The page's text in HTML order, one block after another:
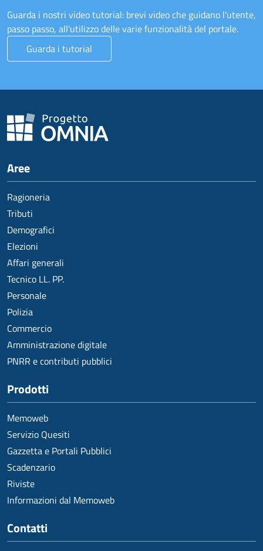
Guarda i nostri video tutorial: brevi video che guidano l'utente,
passo passo, all'utilizzo delle varie funzionalità del portale.
Guarda i tutorial
Aree
Ragioneria
Tributi
Demografici
Elezioni
Affari generali
Tecnico LL. PP.
Personale
Polizia
Commercio
Amministrazione digitale
PNRR e contributi pubblici
Prodotti
Memoweb
Servizio Quesiti
Gazzetta e Portali Pubblici
Scadenzario
Riviste
Informazioni dal Memoweb
Contatti